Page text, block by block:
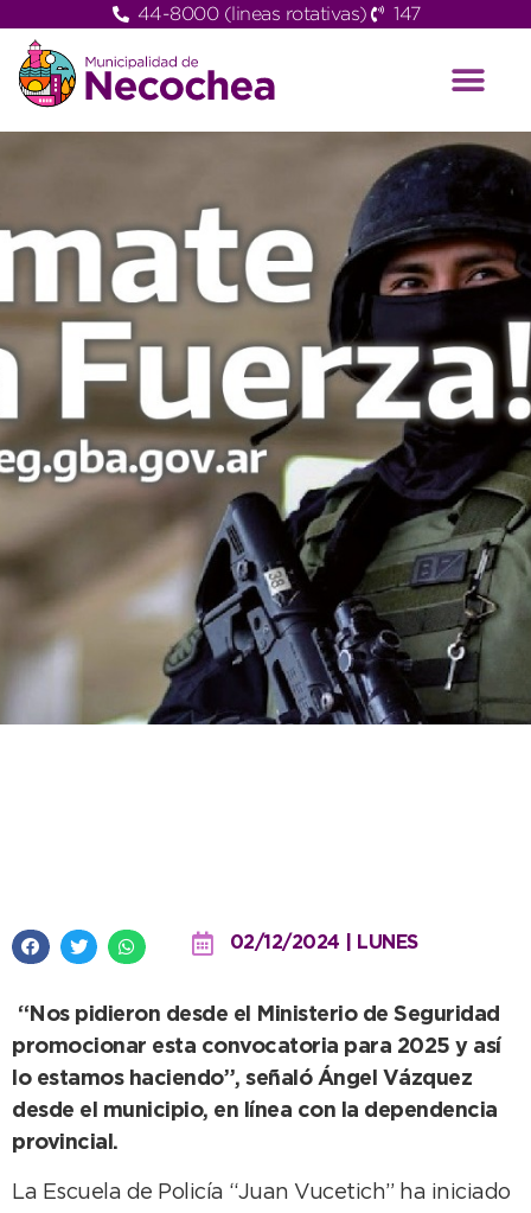
44-8000 (lineas rotativas) 147
02/12/2024 | LUNES
“Nos pidieron desde el Ministerio de Seguridad
promocionar esta convocatoria para 2025 y así
lo estamos haciendo”, señaló Ángel Vázquez
desde el municipio, en línea con la dependencia
provincial.
La Escuela de Policía “Juan Vucetich” ha iniciado